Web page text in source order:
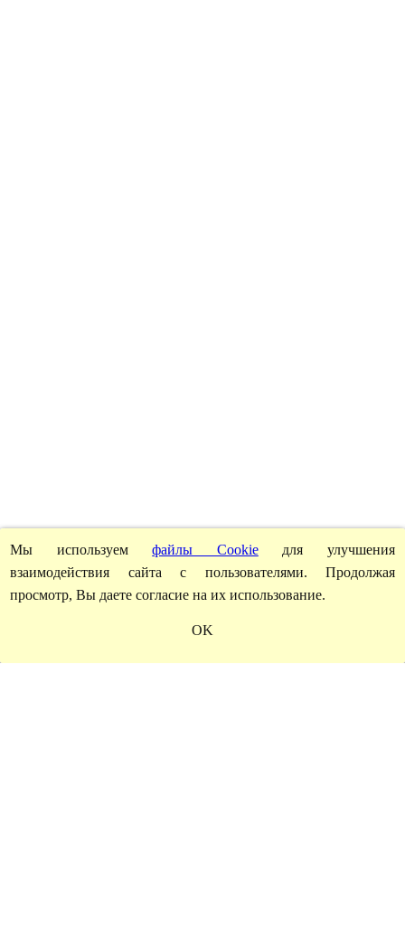
Мы используемфайлы Cookieдля улучшения
взаимодействия сайта с пользователями. Продолжая
просмотр, Вы даете согласие на их использование.
OK